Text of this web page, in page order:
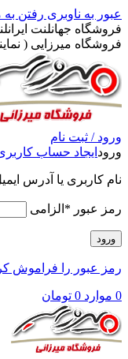
عبور به ناوبری رفتن
فروشگاه جهانلنت
فروشگاه میرزایی (
ورود / ثبت نام
ورود ایجاد حساب
نام کاربری یا آدرس
رمز عبور * الزامی
ورود
رمز عبور را فراموش
0 موارد 0 تومان